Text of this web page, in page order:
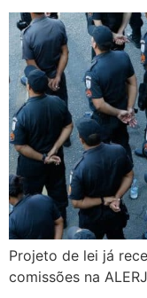
Projeto de lei já
comissões na